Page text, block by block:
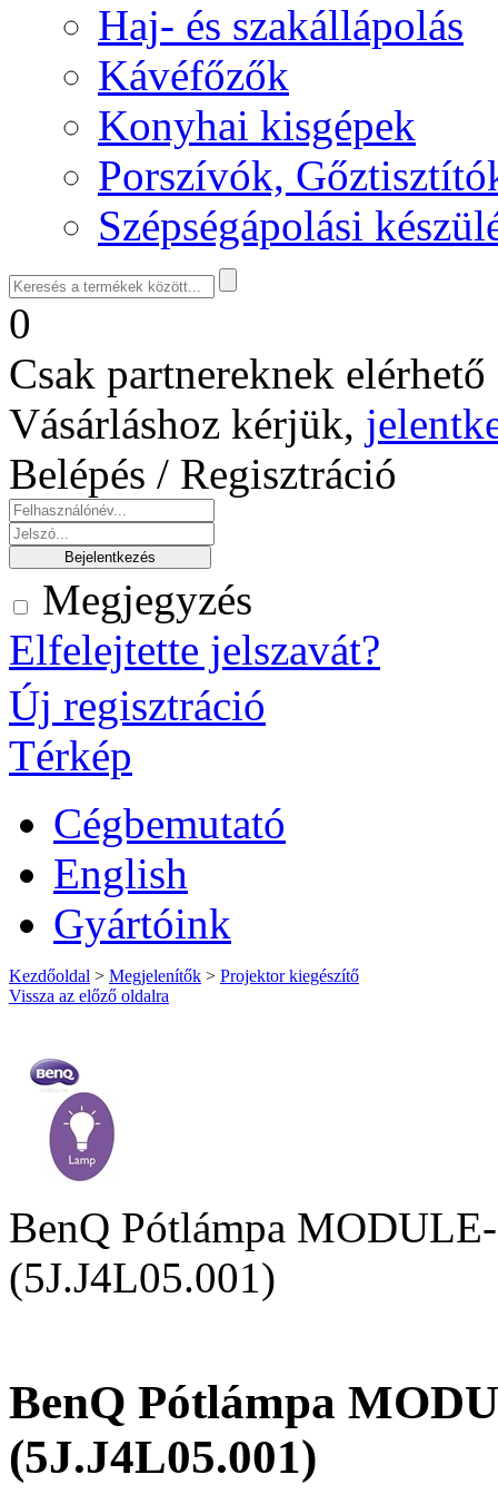
Haj- és szakállápolás
Kávéfőzők
Konyhai kisgépek
Porszívók,
Szépségápolási
0
Csak partnereknek
Vásárláshoz kérjük,
Belépés / Regisztráció
Megjegyzés
Elfelejtette jelszavát?
Új regisztráció
Térkép
Cégbemutató
English
Gyártóink
Kezdőoldal > Megjelenítők > Projektor kiegészítő
Vissza az előző oldalra
BenQ Pótlámpa
(5J.J4L05.001)
BenQ Pótlámpa
(5J.J4L05.001)